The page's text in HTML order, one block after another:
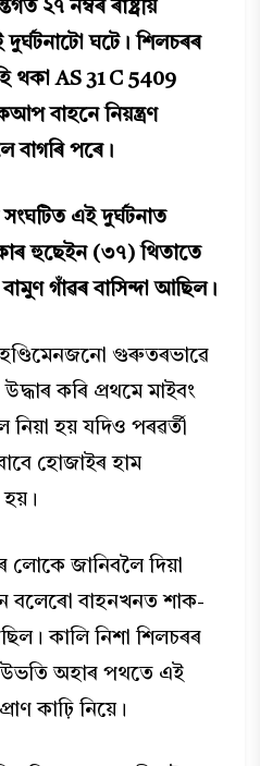
২৭ নম্বৰ ৰাষ্ট্ৰীয়
ঘটে। শিলচৰৰ
থকা AS 31 C 5409
বাহনে নিয়ন্ত্ৰণ
বাগৰি পৰে।
এই দুৰ্ঘটনাত
হুছেইন (৩৭) থিতাতে
গাঁৱৰ বাসিন্দা আছিল।
গুৰুতৰভাৱে
কৰি প্ৰথমে মাইবং
নিয়া হয় যদিও পৰৱৰ্তী
হোজাইৰ হাম
হয়।
জানিবলৈ দিয়া
বলেৰো বাহনখনত শাক-
কালি নিশা শিলচৰৰ
উভতি অহাৰ পথতে এই
কাঢ়ি নিয়ে।